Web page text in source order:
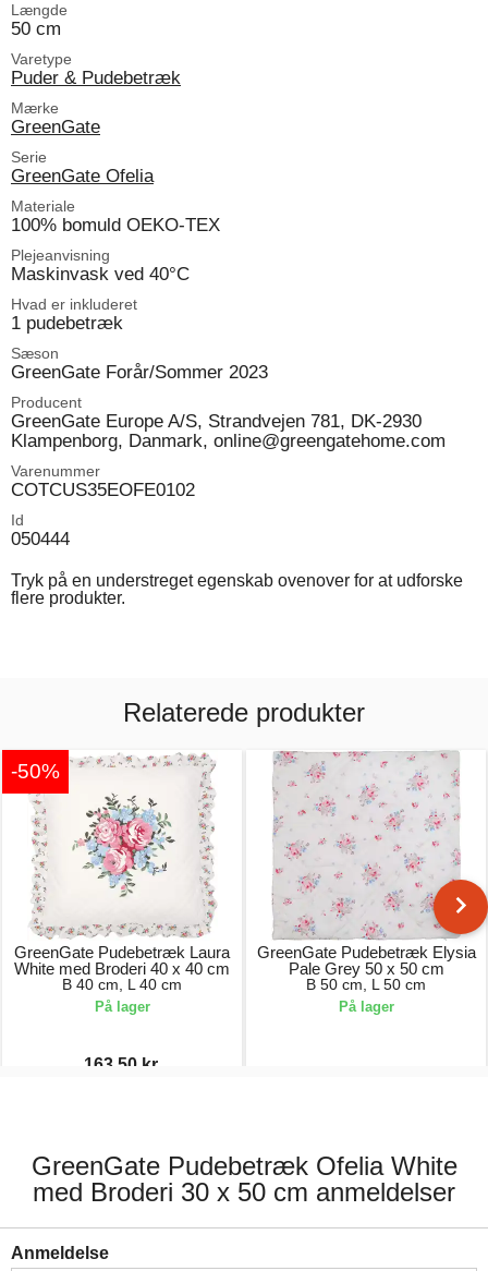
Længde
50 cm
Varetype
Puder & Pudebetræk
Mærke
GreenGate
Serie
GreenGate Ofelia
Materiale
100% bomuld OEKO-TEX
Plejeanvisning
Maskinvask ved 40°C
Hvad er inkluderet
1 pudebetræk
Sæson
GreenGate Forår/Sommer 2023
Producent
GreenGate Europe A/S, Strandvejen 781, DK-2930
Klampenborg, Danmark, online@greengatehome.com
Varenummer
COTCUS35EOFE0102
Id
050444
Tryk på en understreget egenskab ovenover for at udforske
flere produkter.
Relaterede produkter
-50%
GreenGate Pudebetræk Laura
White med Broderi 40 x 40 cm
B 40 cm, L 40 cm
På lager
163,50 kr.
GreenGate Pudebetræk Elysia
Pale Grey 50 x 50 cm
B 50 cm, L 50 cm
På lager
GreenGate Pudebetræk Ofelia White
med Broderi 30 x 50 cm anmeldelser
Anmeldelse